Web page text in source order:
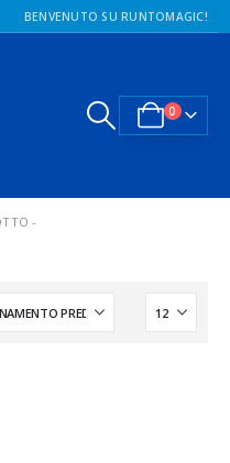
BENVENUTO SU RUNTOMAGIC!
0
-